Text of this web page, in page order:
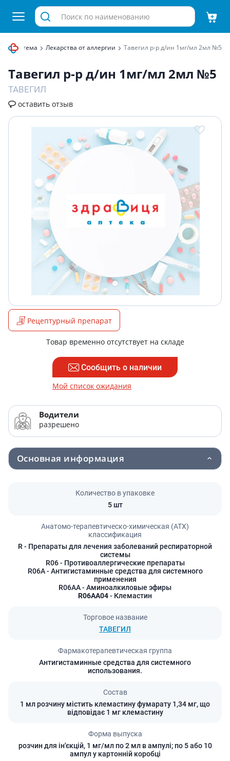
система Лекарства от аллергии Тавегил р-р д/ин 1мг/мл 2мл №5
Тавегил р-р д/ин 1мг/мл 2мл №5
ТАВЕГИЛ
оставить отзыв
Рецептурный препарат
Товар временно отсутствует на складе
Сообщить о наличии
Мой список ожидания
Водители
разрешено
Основная информация
Количество в упаковке
5 шт
Анатомо-терапевтическо-химическая (АТХ)
классификация
R - Препараты для лечения заболеваний респираторной
системы
R06- Противоаллергические препараты
R06A- Антигистаминные средства для системного
применения
R06AA- Аминоалкиловые эфиры
R06AA04- Клемастин
Торговое название
ТАВЕГИЛ
Фармакотерапевтическая группа
Антигистаминные средства для системного
использования.
Состав
1 мл розчину містить клемастину фумарату 1,34 мг, що
відповідає 1 мг клемастину
Форма выпуска
розчин для ін'єкцій, 1 мг/мл по 2 мл в ампулі; по 5 або 10
ампул у картонній коробці